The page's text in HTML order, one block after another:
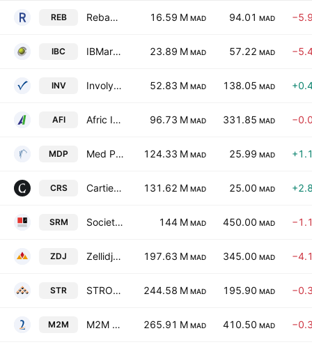
REB Rebab Company SA Limited 16.59 M MAD 94.01 MAD
IBC IBMaroc.com 23.89 M MAD 57.22 MAD
INV Involys SA 52.83 M MAD 138.05 MAD
AFI Afric Industries SA 96.73 M MAD 331.85 MAD
MDP Med Paper SA 124.33 M MAD 25.99 MAD
CRS Cartier Saada SA 131.62 M MAD 25.00 MAD
SRM Societe de Realisations Mecaniques SA 144 M MAD 450.00 MAD
ZDJ Zellidja (Ste) SA 197.63 M MAD 345.00 MAD
STR STROC Industrie SA 244.58 M MAD 195.90 MAD
M2M M2M Group SA 265.91 M MAD 410.50 MAD